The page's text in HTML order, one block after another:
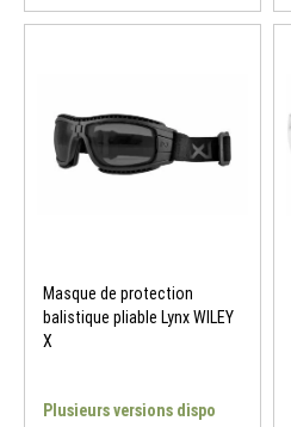
Masque de protection
balistique pliable Lynx WILEY
X
Plusieurs versions dispo